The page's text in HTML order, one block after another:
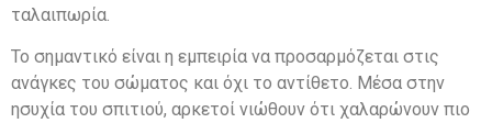
ταλαιπωρία.
Το σημαντικό είναι η εμπειρία να προσαρμόζεται στις
ανάγκες του σώματος και όχι το αντίθετο. Μέσα στην
ησυχία του σπιτιού, αρκετοί νιώθουν ότι χαλαρώνουν πιο